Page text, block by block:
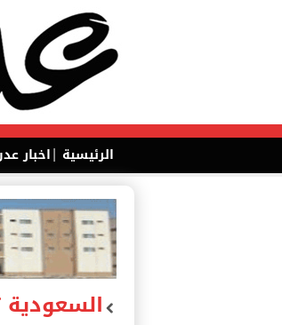
الرئيسية |اخبار
السعودية